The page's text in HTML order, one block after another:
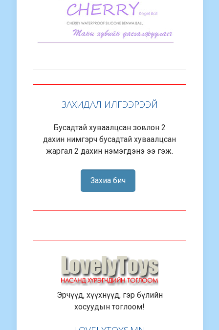
ЗАХИДАЛ ИЛГЭЭРЭЭЙ
Бусадтай хуваалцсан зовлон 2
дахин нимгэрч бусадтай хуваалцсан
жаргал 2 дахин нэмэгдэнэ ээ гэж.
Захиа бич
Эрчүүд, хүүхнүүд, гэр бүлийн
хосуудын тоглоом!